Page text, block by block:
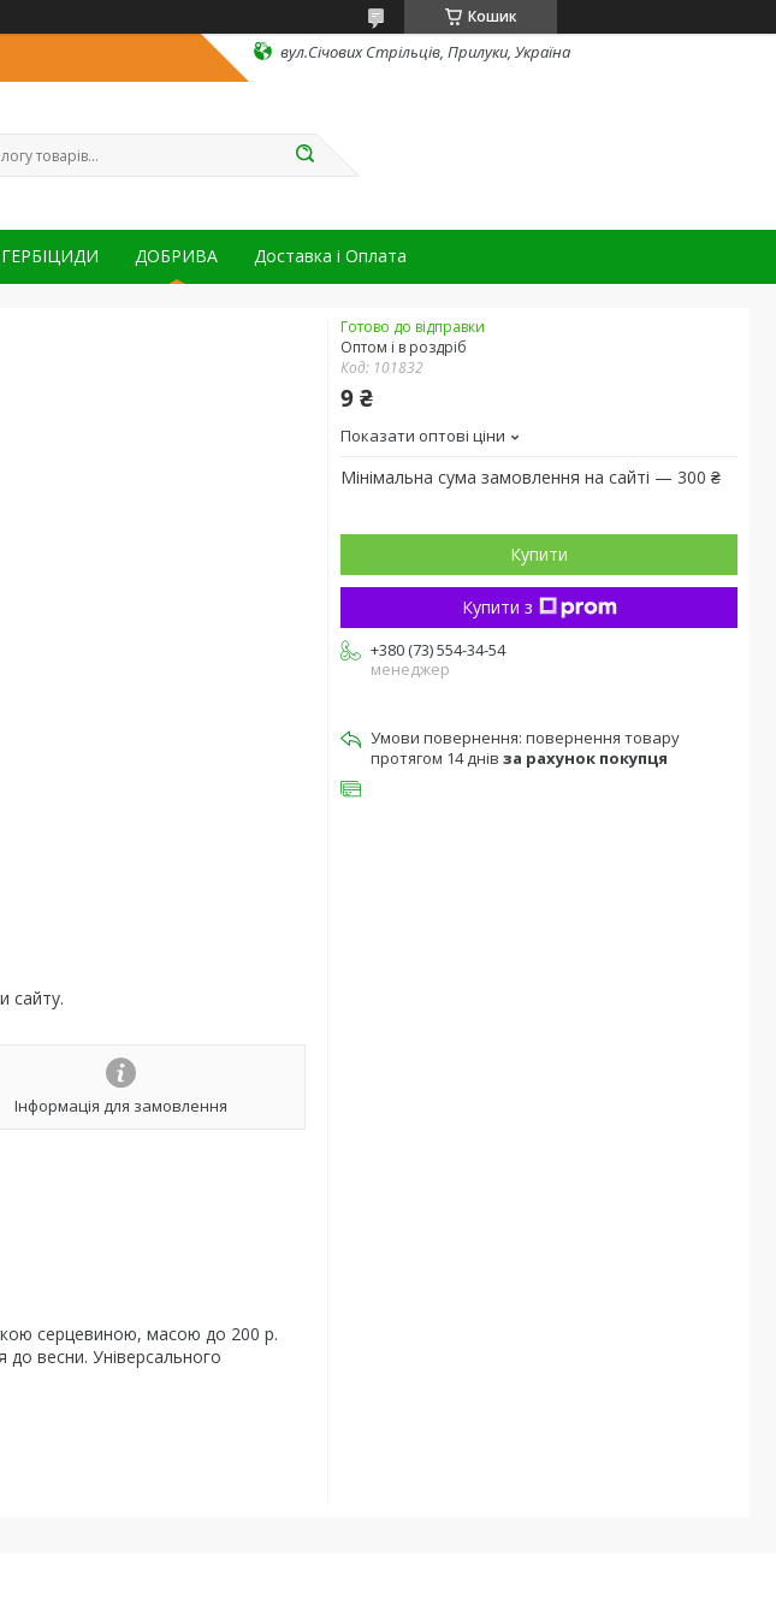
Кошик
вул.Січових Стрільців, Прилуки, Україна
ГЕРБІЦИДИ ДОБРИВА Доставка і Оплата
сайту.
Інформація для замовлення
серцевиною, масою до 200 р.
до весни. Універсального
Готово до відправки
Оптом і в роздріб
Код: 101832
9 ₴
Показати оптові ціни
Мінімальна сума замовлення на сайті — 300 ₴
Купити
Купити з
+380 (73) 554-34-54
менеджер
повернення товару
протягом 14 днів за рахунок покупця